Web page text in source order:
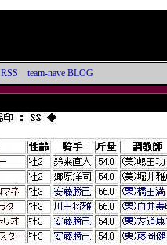
RSS team-nave BLOG